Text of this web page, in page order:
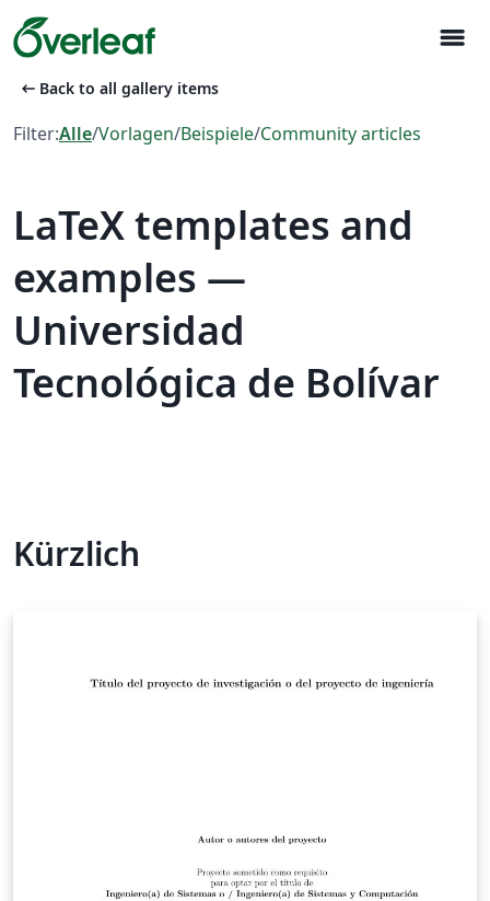
menu
arrow_left_alt Back to all gallery items
Filter:Alle/Vorlagen/Beispiele/Community articles
LaTeX templates and
examples —
Universidad
Tecnológica de Bolívar
Kürzlich